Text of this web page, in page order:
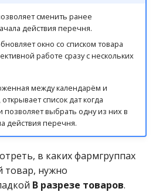
сменить ранее
действия перечня.
окно со списком товара
работе сразу с нескольких
между календарём и
, открывает список дат когда
выбрать одну из них в
действия перечня.
в каких фармгруппах
товар, нужно
В разрезе товаров.